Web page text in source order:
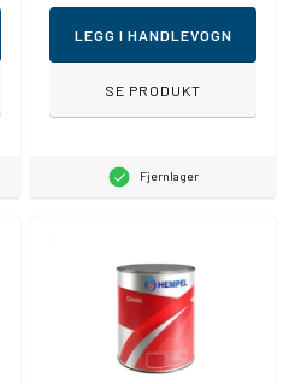
LEGG I HANDLEVOGN
SE PRODUKT
Fjernlager